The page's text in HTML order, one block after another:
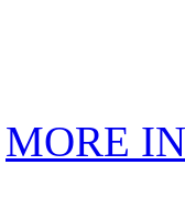
MORE